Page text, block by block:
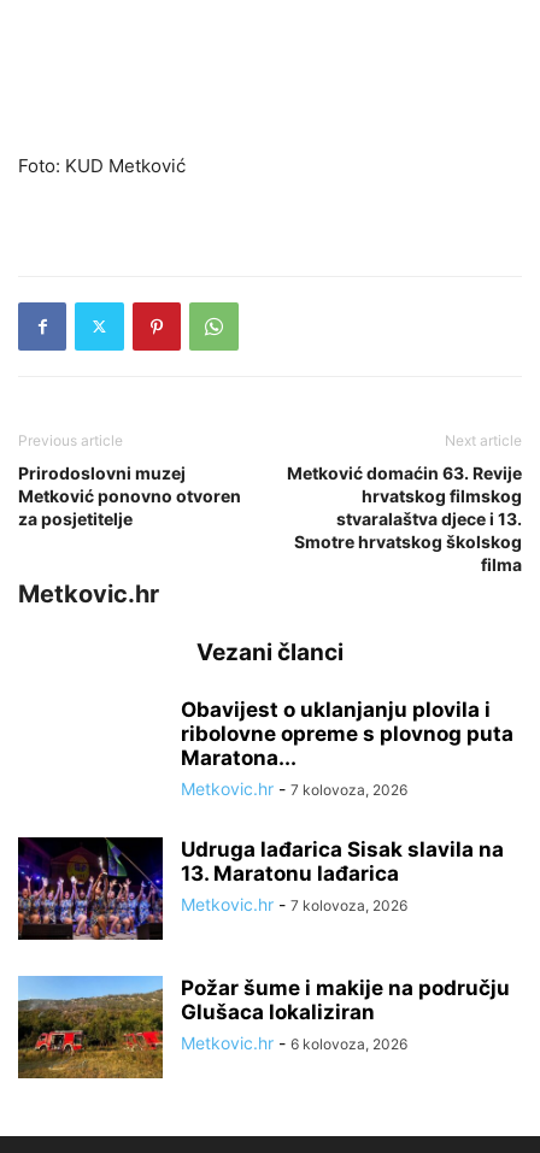
Foto: KUD Metković
Previous article
Prirodoslovni muzej
Metković ponovno otvoren
za posjetitelje
Next article
Metković domaćin 63. Revije
hrvatskog filmskog
stvaralaštva djece i 13.
Smotre hrvatskog školskog
filma
Metkovic.hr
Vezani članci
Obavijest o uklanjanju plovila i
ribolovne opreme s plovnog puta
Maratona...
Metkovic.hr - 7 kolovoza, 2026
Udruga lađarica Sisak slavila na
13. Maratonu lađarica
Metkovic.hr - 7 kolovoza, 2026
Požar šume i makije na području
Glušaca lokaliziran
Metkovic.hr - 6 kolovoza, 2026